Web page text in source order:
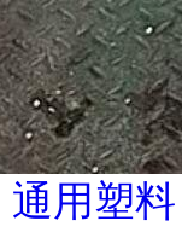
通用塑料